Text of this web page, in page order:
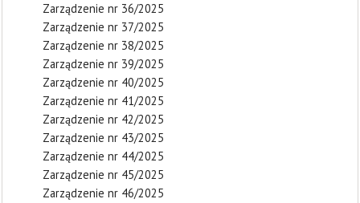
Zarządzenie nr 36/2025
Zarządzenie nr 37/2025
Zarządzenie nr 38/2025
Zarządzenie nr 39/2025
Zarządzenie nr 40/2025
Zarządzenie nr 41/2025
Zarządzenie nr 42/2025
Zarządzenie nr 43/2025
Zarządzenie nr 44/2025
Zarządzenie nr 45/2025
Zarządzenie nr 46/2025